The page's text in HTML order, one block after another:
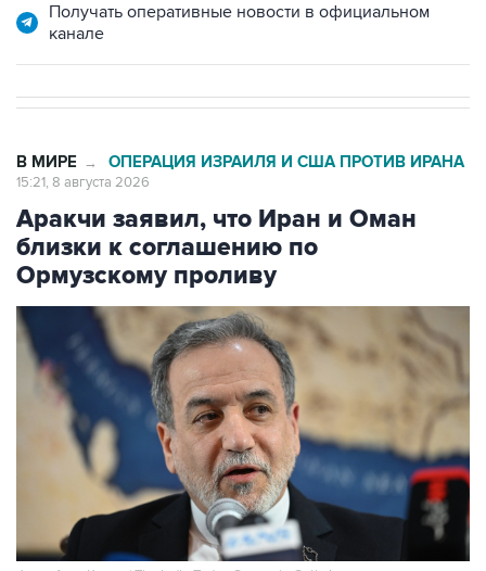
Получать оперативные новости в официальном
канале
В МИРЕ → ОПЕРАЦИЯ ИЗРАИЛЯ И США ПРОТИВ ИРАНА
15:21, 8 августа 2026
Аракчи заявил, что Иран и Оман
близки к соглашению по
Ормузскому проливу